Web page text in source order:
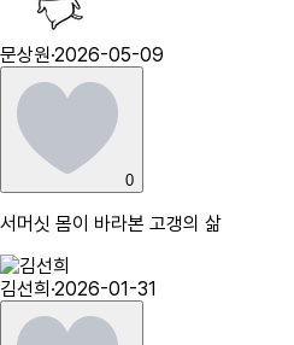
문상원·2026-05-09
0
서머싯 몸이 바라본 고갱의 삶
김선희 ·2026-01-31